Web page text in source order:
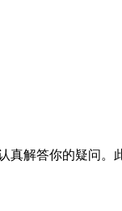
真解答你的疑问